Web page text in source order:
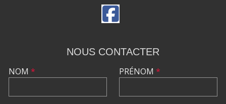
NOUS CONTACTER
NOM * PRÉNOM *